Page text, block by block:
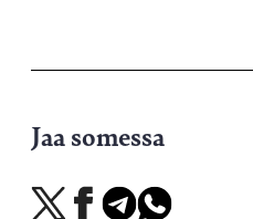
Jaa somessa
Jaa
Jaa
Jaa
Jaa